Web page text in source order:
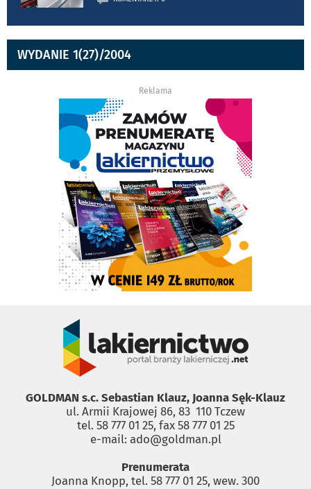
WYDANIE 1(27)/2004
Reklama
GOLDMAN s.c. Sebastian Klauz, Joanna Sęk-Klauz
ul. Armii Krajowej 86, 83 ­ 110 Tczew
tel. 58 777 01 25, fax 58 777 01 25
e-mail: ado@goldman.pl
Prenumerata
Joanna Knopp, tel. 58 777 01 25, wew. 300